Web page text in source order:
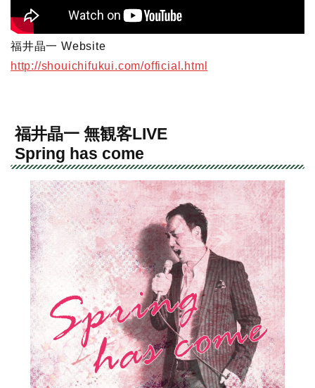
福井晶一 Website
http://shouichifukui.com/official.html
福井晶一 無観客LIVE
Spring has come